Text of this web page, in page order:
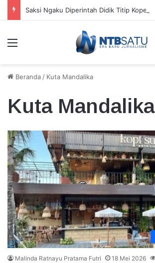
Menu
Beranda / Kuta Mandalika
Kuta Mandalika
Malinda Ratnayu Pratama Futri 18 Mei 2026